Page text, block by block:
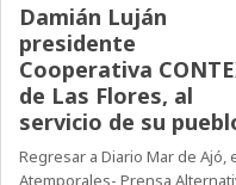
Damián Luján
presidente
Cooperativa
de Las Flores, al
servicio de su
Regresar a Diario Mar de Ajó,
Atemporales- Prensa